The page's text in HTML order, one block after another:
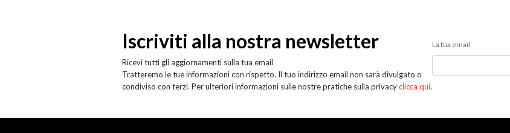
Iscriviti alla nostra newsletter
Ricevi tutti gli aggiornamenti sulla tua email
Tratteremo le tue informazioni con rispetto. Il tuo indirizzo email non sarà divulgato o
condiviso con terzi. Per ulteriori informazioni sulle nostre pratiche sulla privacyclicca qui.
La tua email